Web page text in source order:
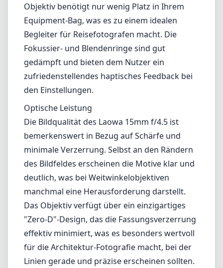
Objektiv benötigt nur wenig Platz in Ihrem
Equipment-Bag, was es zu einem idealen
Begleiter für Reisefotografen macht. Die
Fokussier- und Blendenringe sind gut
gedämpft und bieten dem Nutzer ein
zufriedenstellendes haptisches Feedback bei
den Einstellungen.
Optische Leistung
Die Bildqualität des Laowa 15mm f/4.5 ist
bemerkenswert in Bezug auf Schärfe und
minimale Verzerrung. Selbst an den Rändern
des Bildfeldes erscheinen die Motive klar und
deutlich, was bei Weitwinkelobjektiven
manchmal eine Herausforderung darstellt.
Das Objektiv verfügt über ein einzigartiges
"Zero-D"-Design, das die Fassungsverzerrung
effektiv minimiert, was es besonders wertvoll
für die Architektur-Fotografie macht, bei der
Linien gerade und präzise erscheinen sollten.